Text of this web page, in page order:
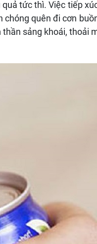
tức thì. Việc tiếp
quên đi cơn
sảng khoái, thoải